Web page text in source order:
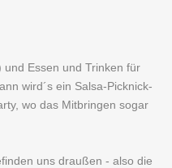
Essen und Trinken für
wird´s ein Salsa-Picknick-
wo das Mitbringen sogar
uns draußen - also die